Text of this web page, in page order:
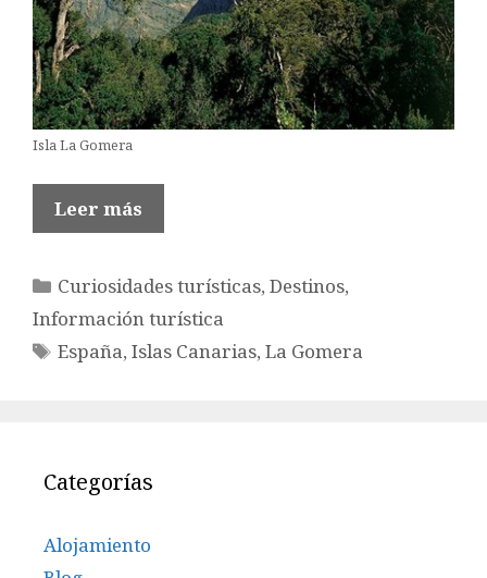
Isla La Gomera
Leer más
Categorías
Curiosidades turísticas,Destinos,
Información turística
Etiquetas
España,Islas Canarias,La Gomera
Categorías
Alojamiento